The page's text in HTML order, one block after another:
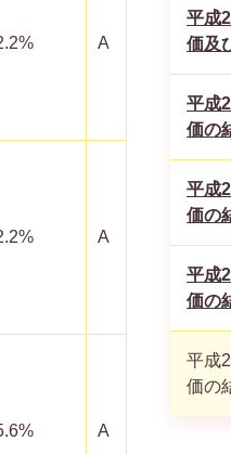
A
A
A
平成
価及
平成
価の
平成
価の
平成
価の
平成
価の